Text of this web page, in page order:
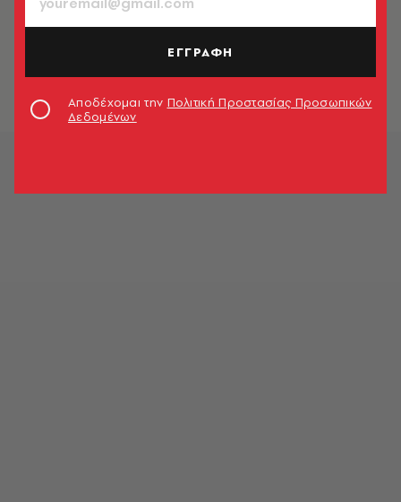
ΕΓΓΡΑΦΗ
Αποδέχομαι την Πολιτική Προστασίας Προσωπικών
Δεδομένων